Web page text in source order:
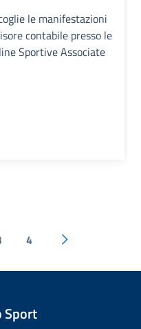
le manifestazioni
contabile presso le
Sportive Associate
4
Sport